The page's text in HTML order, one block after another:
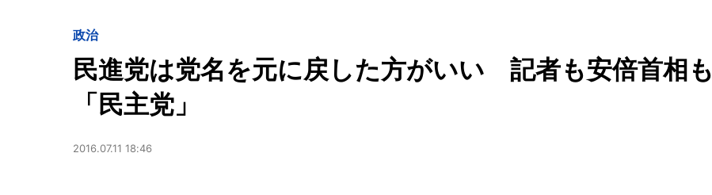
政治
民進党は党名を元に戻した方がいい 記者も安倍首相も
「民主党」
2016.07.11 18:46